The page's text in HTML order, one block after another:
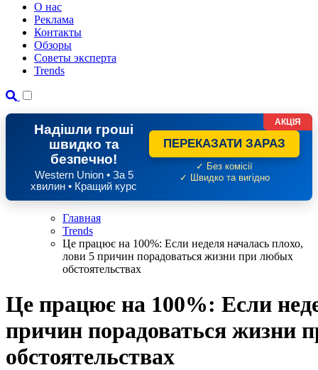
О нас
Реклама
Контакты
Обзоры
Советы эксперта
Trends
Надішли гроші
швидко та
безпечно!
Western Union • За 5
хвилин • Кращий курс
ПЕРЕКАЗАТИ ЗАРАЗ
✓ Без комісії
✓ Швидко та вигідно
АКЦІЯ
Главная
Trends
Це працює на 100%: Если неделя началась плохо,
лови 5 причин порадоваться жизни при любых
обстоятельствах
Це працює на 100%: Если
причин порадоваться жизни
обстоятельствах